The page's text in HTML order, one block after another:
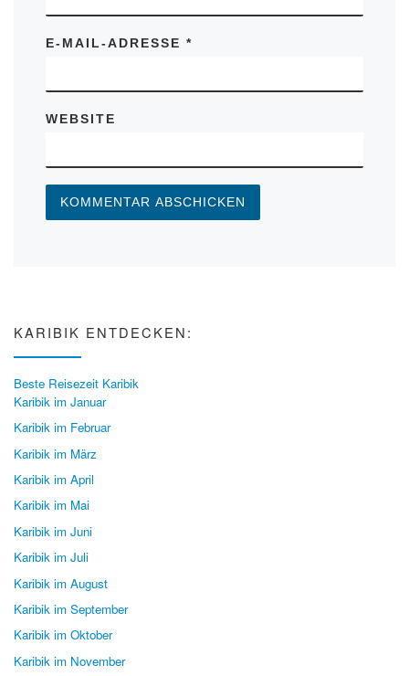
E-MAIL-ADRESSE*
WEBSITE
KARIBIK ENTDECKEN:
Beste Reisezeit Karibik
Karibik im Januar
Karibik im Februar
Karibik im März
Karibik im April
Karibik im Mai
Karibik im Juni
Karibik im Juli
Karibik im August
Karibik im September
Karibik im Oktober
Karibik im November